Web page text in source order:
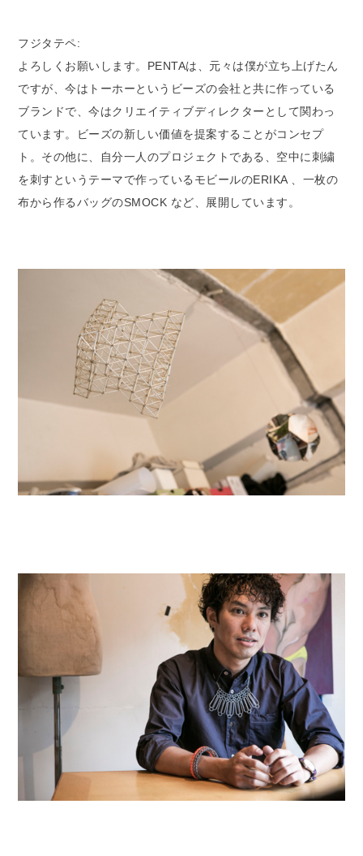
フジタテペ:
よろしくお願いします。PENTAは、元々は僕が立ち上げたん
ですが、今はトーホーというビーズの会社と共に作っている
ブランドで、今はクリエイティブディレクターとして関わっ
ています。ビーズの新しい価値を提案することがコンセプ
ト。その他に、自分一人のプロジェクトである、空中に刺繍
を刺すというテーマで作っているモビールのERIKA 、一枚の
布から作るバッグのSMOCK など、展開しています。